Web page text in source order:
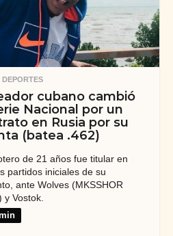
s
,DEPORTES
cubano cambió
Nacional por un
en Rusia por su
(batea .462)
de 21 años fue titular en
partidos iniciales de su
ante Wolves (MKSSHOR
y Vostok.